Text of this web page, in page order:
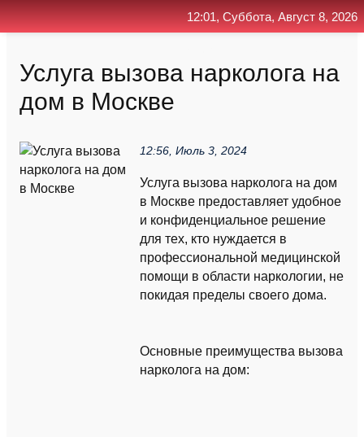
Услуга вызова нарколога на
дом в Москве
12:56, Июль 3, 2024
Услуга вызова нарколога на дом
в Москве предоставляет удобное
и конфиденциальное решение
для тех, кто нуждается в
профессиональной медицинской
помощи в области наркологии, не
покидая пределы своего дома.
Основные преимущества вызова
нарколога на дом:
12:01, Суббота, Август 8, 2026